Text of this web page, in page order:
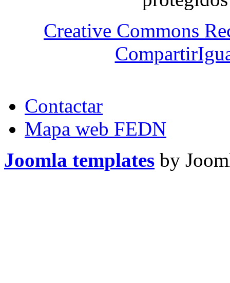
Creative Commons
Contactar
Mapa web FEDN
Joomla templates by